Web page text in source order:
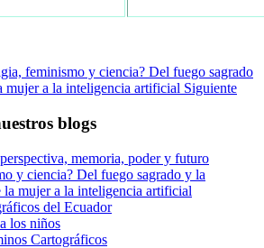
feminismo y ciencia? Del fuego sagrado
mujer a la inteligencia artificial Siguiente
blogs
memoria, poder y futuro
y ciencia? Del fuego sagrado y la
mujer a la inteligencia artificial
del Ecuador
los niños
Cartográficos